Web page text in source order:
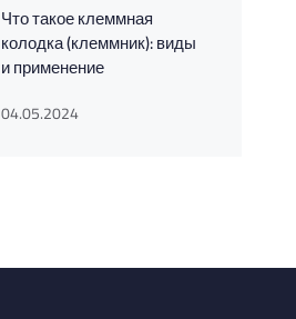
Что такое клеммная
колодка (клеммник): виды
и применение
04.05.2024